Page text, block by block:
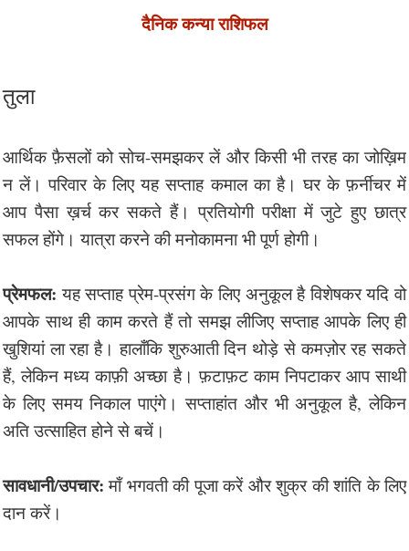
दैनिक कन्या राशिफल
तुला
आर्थिक फ़ैसलों को सोच-समझकर लें और किसी भी तरह का जोख़िम
न लें। परिवार के लिए यह सप्ताह कमाल का है। घर के फ़र्नीचर में
आप पैसा ख़र्च कर सकते हैं। प्रतियोगी परीक्षा में जुटे हुए छात्र
सफल होंगे। यात्रा करने की मनोकामना भी पूर्ण होगी।
प्रेमफल: यह सप्ताह प्रेम-प्रसंग के लिए अनुकूल है विशेषकर यदि वो
आपके साथ ही काम करते हैं तो समझ लीजिए सप्ताह आपके लिए ही
खुशियां ला रहा है। हालाँकि शुरुआती दिन थोड़े से कमज़ोर रह सकते
हैं, लेकिन मध्य काफ़ी अच्छा है। फ़टाफ़ट काम निपटाकर आप साथी
के लिए समय निकाल पाएंगे। सप्ताहांत और भी अनुकूल है, लेकिन
अति उत्साहित होने से बचें।
सावधानी/उपचार:माँ भगवती की पूजा करें और शुक्र की शांति के लिए
दान करें।